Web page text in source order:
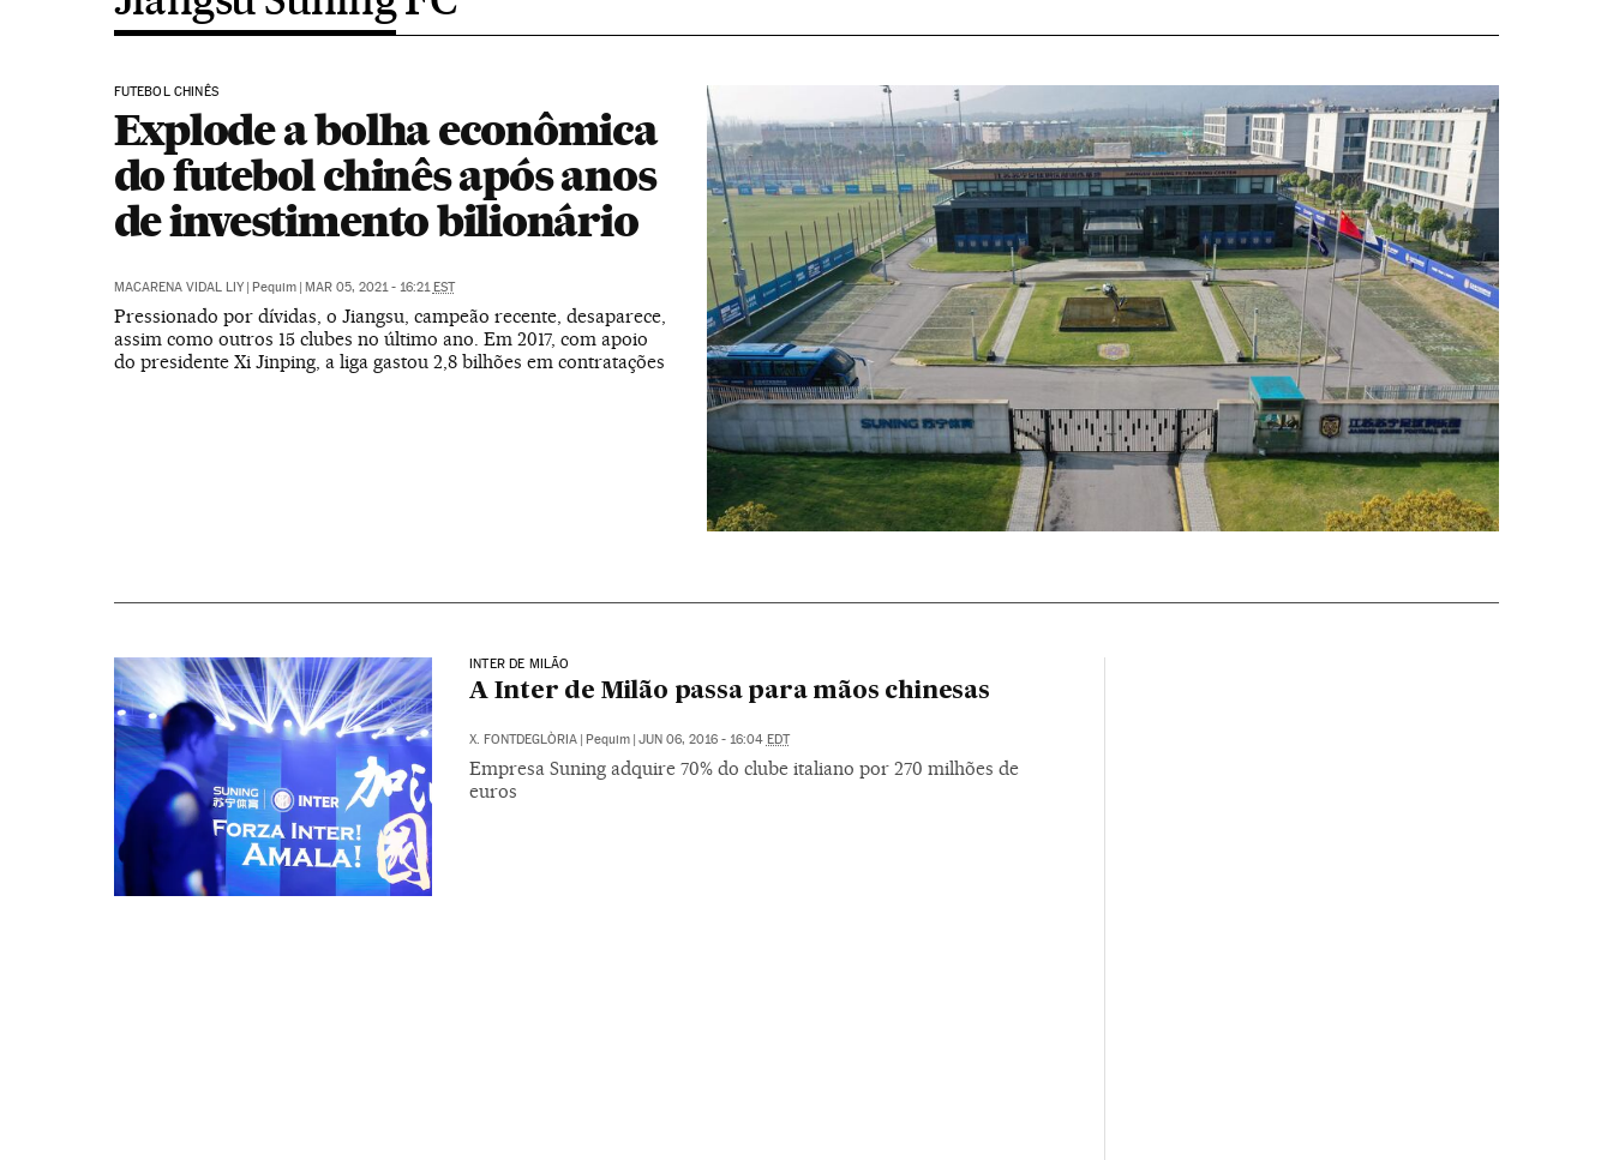
FUTEBOL CHINÊS
Explode a bolha econômica
do futebol chinês após anos
de investimento bilionário
MACARENA VIDAL LIY | Pequim | MAR 05, 2021 - 16:21EST
Pressionado por dívidas, o Jiangsu, campeão recente, desaparece,
assim como outros 15 clubes no último ano. Em 2017, com apoio
do presidente Xi Jinping, a liga gastou 2,8 bilhões em contratações
INTER DE MILÃO
A Inter de Milão passa para mãos chinesas
X. FONTDEGLÒRIA | Pequim | JUN 06, 2016 - 16:04 EDT
Empresa Suning adquire 70% do clube italiano por 270 milhões de
euros